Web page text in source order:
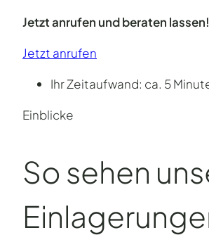
Jetzt anrufen und beraten lassen!
Jetzt anrufen
Ihr Zeitaufwand: ca. 5
Einblicke
So sehen